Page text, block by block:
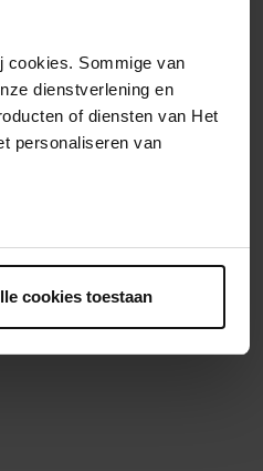
cookies. Sommige van
dienstverlening en
of diensten van Het
personaliseren van
cookies toestaan